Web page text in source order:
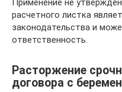
Применение не
расчетного листка
законодательства и
ответственность.
Расторжение
договора с